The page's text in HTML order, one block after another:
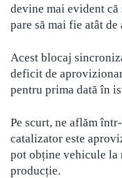
devine mai evident
pare să mai fie atât de
Acest blocaj
deficit de
pentru prima dată în
Pe scurt, ne aflăm
catalizator este
pot obține vehicule
producție.